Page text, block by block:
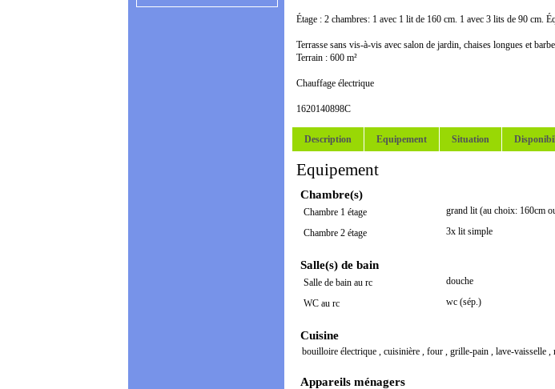
Étage : 2 chambres: 1 avec 1 lit de 160 cm. 1 avec 3 lits de 90 cm.
Terrasse sans vis-à-vis avec salon de jardin, chaises longues et
Terrain : 600 m²
Chauffage électrique
1620140898C
Description Equipement Situation
Equipement
Chambre(s)
grand lit (au choix: 160cm
Chambre 1 étage
3x lit simple
Chambre 2 étage
Salle(s) de bain
douche
Salle de bain au rc
wc (sép.)
WC au rc
Cuisine
bouilloire électrique , cuisinière , four , grille-pain , lave-vaisselle ,
Appareils ménagers